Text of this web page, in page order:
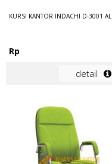
KURSI KANTOR INDACHI D-3001 AL
Rp
detail